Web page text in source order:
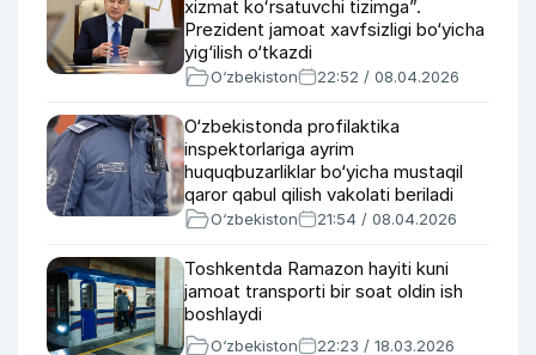
xizmat koʻrsatuvchi tizimga”.
Prezident jamoat xavfsizligi bo‘yicha
yig‘ilish o‘tkazdi
O‘zbekiston 22:52 / 08.04.2026
O‘zbekistonda profilaktika
inspektorlariga ayrim
huquqbuzarliklar bo‘yicha mustaqil
qaror qabul qilish vakolati beriladi
O‘zbekiston 21:54 / 08.04.2026
Toshkentda Ramazon hayiti kuni
jamoat transporti bir soat oldin ish
boshlaydi
O‘zbekiston 22:23 / 18.03.2026